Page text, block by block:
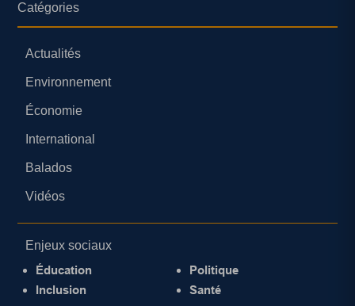
Catégories
Actualités
Environnement
Économie
International
Balados
Vidéos
Enjeux sociaux
Éducation
Inclusion
Politique
Santé